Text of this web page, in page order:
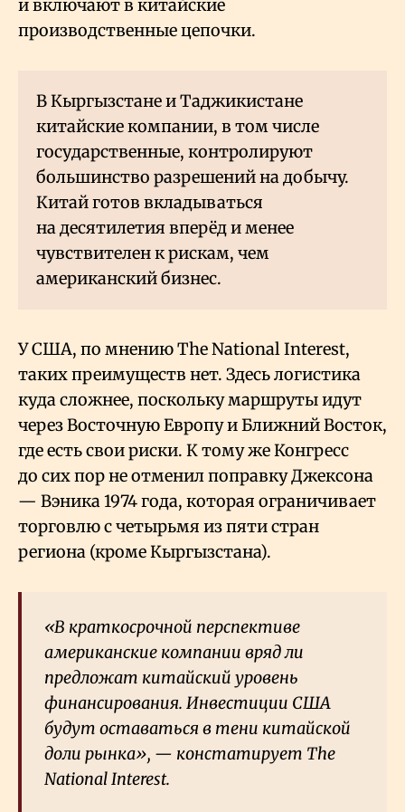
и включают в китайские
производственные цепочки.
В Кыргызстане и Таджикистане
китайские компании, в том числе
государственные, контролируют
большинство разрешений на добычу.
Китай готов вкладываться
на десятилетия вперёд и менее
чувствителен к рискам, чем
американский бизнес.
У США, по мнению The National Interest,
таких преимуществ нет. Здесь логистика
куда сложнее, поскольку маршруты идут
через Восточную Европу и Ближний Восток,
где есть свои риски. К тому же Конгресс
до сих пор не отменил поправку Джексона
— Вэника 1974 года, которая ограничивает
торговлю с четырьмя из пяти стран
региона (кроме Кыргызстана).
«В краткосрочной перспективе
американские компании вряд ли
предложат китайский уровень
финансирования. Инвестиции США
будут оставаться в тени китайской
доли рынка», — констатирует The
National Interest.